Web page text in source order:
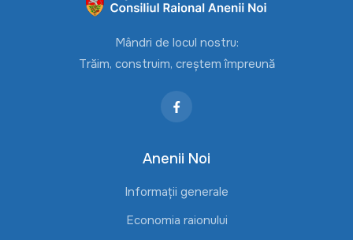
Mândri de locul nostru:
Trăim, construim, creștem împreună
Anenii Noi
Informații generale
Economia raionului